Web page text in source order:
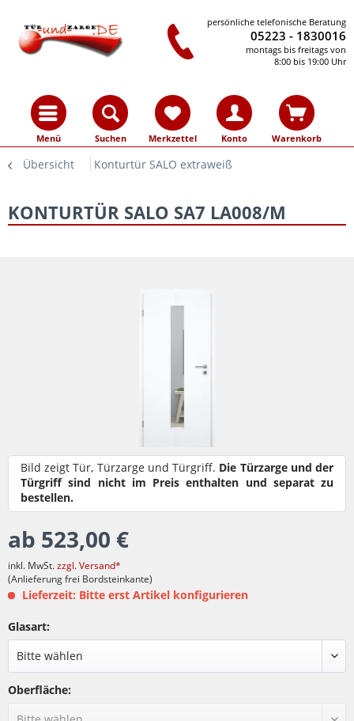
persönliche telefonische Beratung
05223 - 1830016
montags bis freitags von
8:00 bis 19:00 Uhr
Menü Suchen Merkzettel Konto Warenkorb
Übersicht Konturtür SALO extraweiß
KONTURTÜR SALO SA7 LA008/M
Bild zeigt Tür, Türzarge und Türgriff. Die Türzarge und der
Türgriff sind nicht im Preis enthalten und separat zu
bestellen.
ab 523,00 €
inkl. MwSt.zzgl. Versand*
(Anlieferung frei Bordsteinkante)
Lieferzeit: Bitte erst Artikel konfigurieren
Glasart:
Oberfläche: